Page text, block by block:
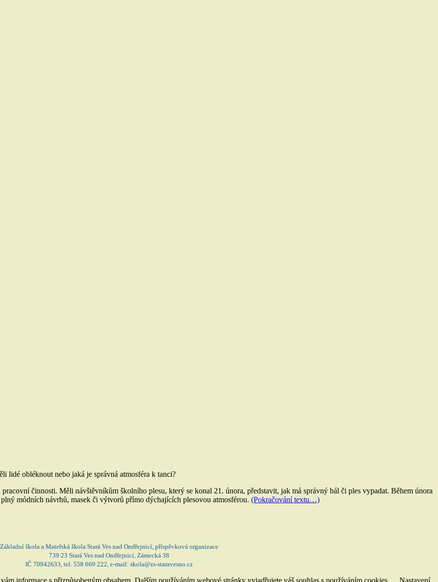
lidé obléknout nebo jaká je správná atmosféra k tanci?
činnosti. Měli návštěvníkům školního plesu, který se konal 21. února, představit, jak má správný bál či ples vypadat. Během února
módních návrhů, masek či výtvorů přímo dýchajících plesovou atmosférou. (Pokračování textu…)
Základní škola a Mateřská škola Stará Ves nad Ondřejnicí, příspěvková organizace
739 23 Stará Ves nad Ondřejnicí, Zámecká 38
IČ 70942633, tel. 558 669 222, e-mail: skola@zs-staravesno.cz